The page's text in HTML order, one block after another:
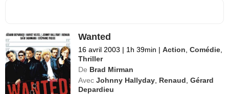
Wanted
16 avril 2003 | 1h 39min | Action ,Comédie
Thriller
De Brad Mirman
Avec Johnny Hallyday Renaud ,Gérard
Depardieu